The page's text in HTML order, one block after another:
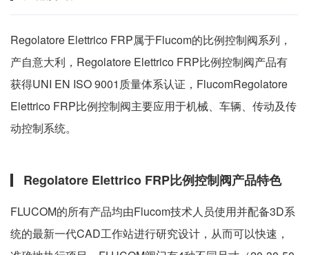
Regolatore Elettrico FRP属于Flucom的比例控制阀系列，
产自意大利，Regolatore Elettrico FRP比例控制阀产品有
获得UNI EN ISO 9001质量体系认证，FlucomRegolatore
Elettrico FRP比例控制阀主要应用于机械、车辆、传动及传
动控制系统。
Regolatore Elettrico FRP比例控制阀产品特色
FLUCOM的所有产品均由Flucom技术人员使用并配备3D系
统的最新一代CAD工作站进行研究设计，从而可以快速，